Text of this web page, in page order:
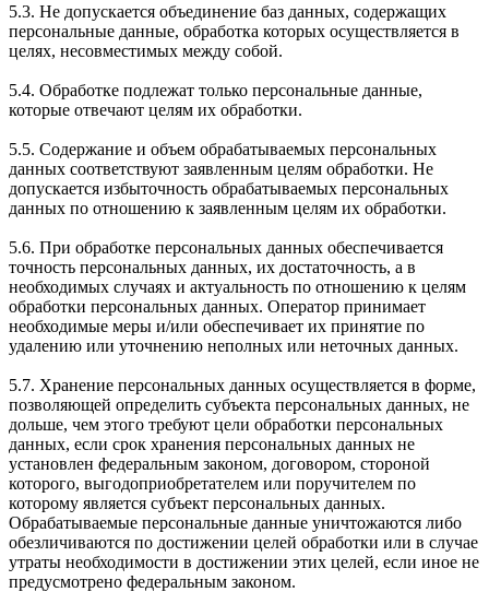
5.3. Не допускается объединение баз данных, содержащих
персональные данные, обработка которых осуществляется в
целях, несовместимых между собой.
5.4. Обработке подлежат только персональные данные,
которые отвечают целям их обработки.
5.5. Содержание и объем обрабатываемых персональных
данных соответствуют заявленным целям обработки. Не
допускается избыточность обрабатываемых персональных
данных по отношению к заявленным целям их обработки.
5.6. При обработке персональных данных обеспечивается
точность персональных данных, их достаточность, а в
необходимых случаях и актуальность по отношению к целям
обработки персональных данных. Оператор принимает
необходимые меры и/или обеспечивает их принятие по
удалению или уточнению неполных или неточных данных.
5.7. Хранение персональных данных осуществляется в форме,
позволяющей определить субъекта персональных данных, не
дольше, чем этого требуют цели обработки персональных
данных, если срок хранения персональных данных не
установлен федеральным законом, договором, стороной
которого, выгодоприобретателем или поручителем по
которому является субъект персональных данных.
Обрабатываемые персональные данные уничтожаются либо
обезличиваются по достижении целей обработки или в случае
утраты необходимости в достижении этих целей, если иное не
предусмотрено федеральным законом.